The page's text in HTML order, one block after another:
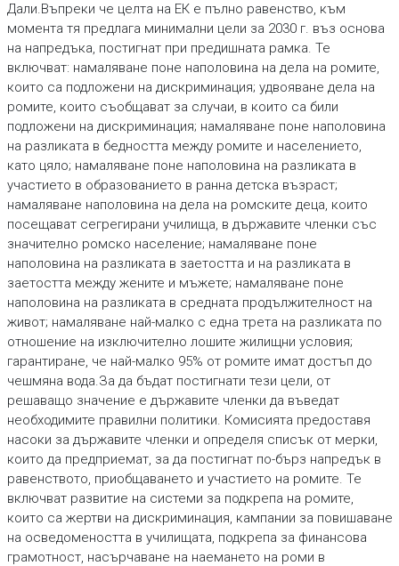
Дали.Въпреки че целта на ЕК е пълно равенство, към
момента тя предлага минимални цели за 2030 г. въз основа
на напредъка, постигнат при предишната рамка. Те
включват: намаляване поне наполовина на дела на ромите,
които са подложени на дискриминация; удвояване дела на
ромите, които съобщават за случаи, в които са били
подложени на дискриминация; намаляване поне наполовина
на разликата в бедността между ромите и населението,
като цяло; намаляване поне наполовина на разликата в
участието в образованието в ранна детска възраст;
намаляване наполовина на дела на ромските деца, които
посещават сегрегирани училища, в държавите членки със
значително ромско население; намаляване поне
наполовина на разликата в заетостта и на разликата в
заетостта между жените и мъжете; намаляване поне
наполовина на разликата в средната продължителност на
живот; намаляване най-малко с една трета на разликата по
отношение на изключително лошите жилищни условия;
гарантиране, че най-малко 95% от ромите имат достъп до
чешмяна вода.За да бъдат постигнати тези цели, от
решаващо значение е държавите членки да въведат
необходимите правилни политики. Комисията предоставя
насоки за държавите членки и определя списък от мерки,
които да предприемат, за да постигнат по-бърз напредък в
равенството, приобщаването и участието на ромите. Те
включват развитие на системи за подкрепа на ромите,
които са жертви на дискриминация, кампании за повишаване
на осведомеността в училищата, подкрепа за финансова
грамотност, насърчаване на наемането на роми в